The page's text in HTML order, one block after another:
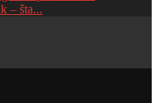
– šta...